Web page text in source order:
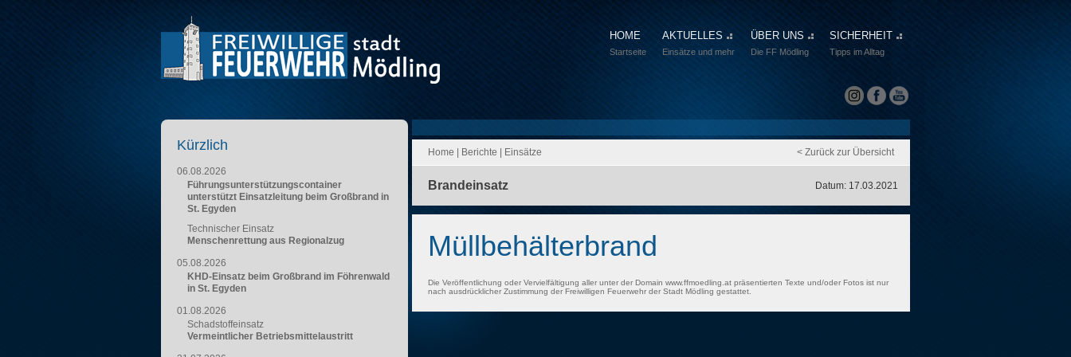
HOME
Startseite
AKTUELLES
Einsätze und mehr
ÜBER UNS
Die FF Mödling
SICHERHEIT
Tipps im Alltag
Home Berichte Einsätze < Zurück zur Übersicht
Brandeinsatz Datum: 17.03.2021
Müllbehälterbrand
Die Veröffentlichung oder Vervielfältigung aller unter der Domain www.ffmoedling.at präsentierten Texte und/oder Fotos ist nur
nach ausdrücklicher Zustimmung der Freiwilligen Feuerwehr der Stadt Mödling gestattet.
Kürzlich
06.08.2026
Führungsunterstützungscontainer
unterstützt Einsatzleitung beim Großbrand in
St. Egyden
Technischer Einsatz
Menschenrettung aus Regionalzug
05.08.2026
KHD-Einsatz beim Großbrand im Föhrenwald
in St. Egyden
01.08.2026
Schadstoffeinsatz
Vermeintlicher Betriebsmittelaustritt